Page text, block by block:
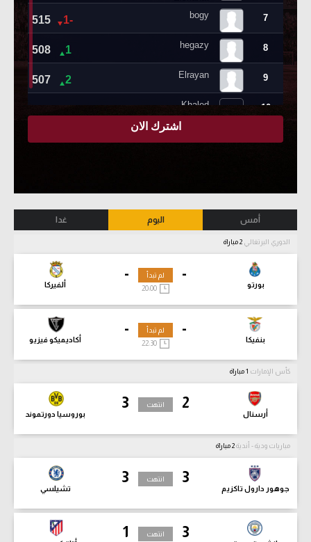
أمس اليوم غدا
الدوري البرتغالي
-
بورتو
-
ألفيركا
لم تبدأ
-
بنفيكا
-
أكاديميكو فيزيو
لم تبدأ
كأس الإمارات
2
أرسنال
3
بوروسيا دورتموند
انتهت
مباريات ودية - أندية
3
جوهور دارول تاكزيم
3
تشيلسي
انتهت
3
1 انتهت